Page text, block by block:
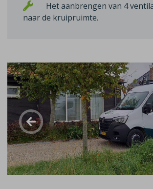
Het aanbrengen van 4
naar de kruipruimte.